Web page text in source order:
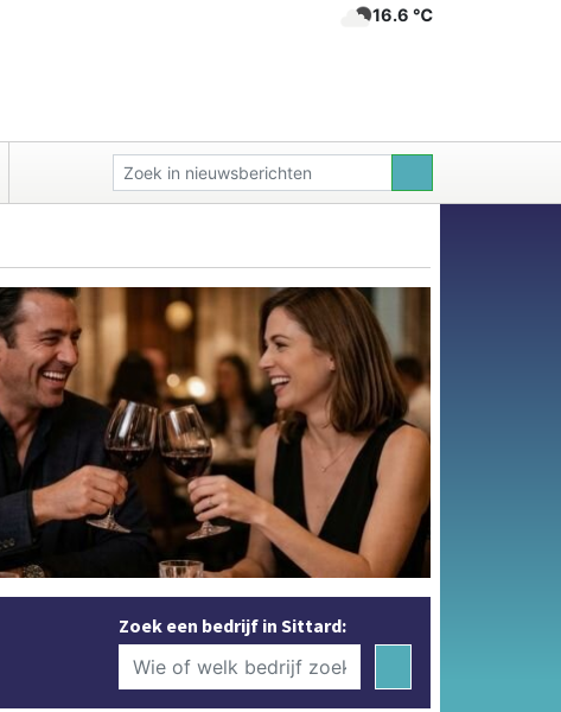
16.6 ℃
Zoek een bedrijf in Sittard: